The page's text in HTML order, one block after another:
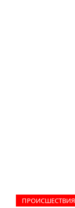
ПРОИCШЕСТВИЯ